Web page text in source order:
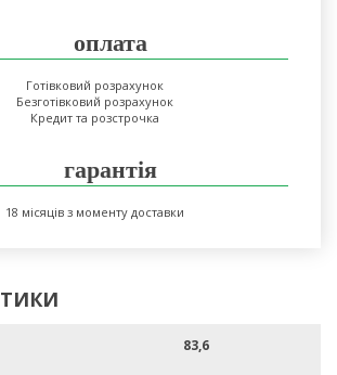
оплата
Готівковий розрахунок
Безготівковий розрахунок
Кредит та розстрочка
гарантія
18 місяців з моменту доставки
83,6